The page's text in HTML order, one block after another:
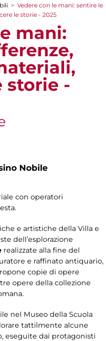
> Vedere con le mani: sentire le
le storie - 2025
mani:
storie -
Nobile
con operatori
e artistiche della Villa e
dell’esplorazione
realizzate alla fine del
e raffinato antiquario,
copie di opere
opere della collezione
nel Museo della Scuola
tattilmente alcune
eseguite dai protagonisti